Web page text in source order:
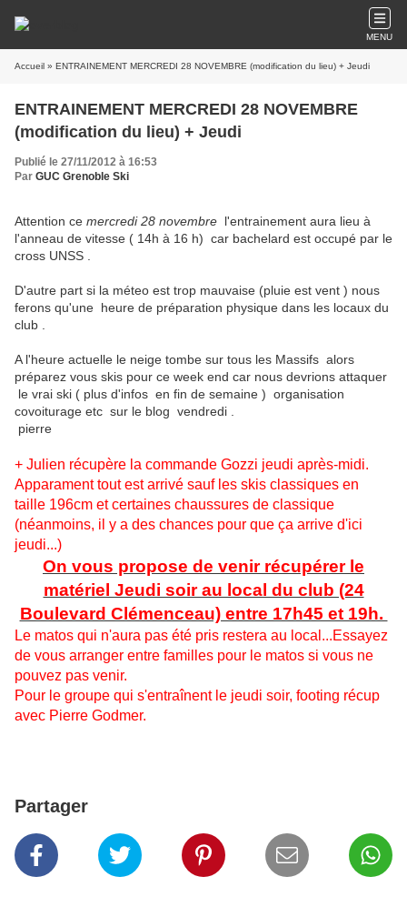
MENU
Accueil » ENTRAINEMENT MERCREDI 28 NOVEMBRE (modification du lieu) + Jeudi
ENTRAINEMENT MERCREDI 28 NOVEMBRE
(modification du lieu) + Jeudi
Publié le 27/11/2012 à 16:53
Par GUC Grenoble Ski
Attention ce mercredi 28 novembre l'entrainement aura lieu à
l'anneau de vitesse ( 14h à 16 h) car bachelard est occupé par le
cross UNSS .
D'autre part si la méteo est trop mauvaise (pluie est vent ) nous
ferons qu'une heure de préparation physique dans les locaux du
club .
A l'heure actuelle le neige tombe sur tous les Massifs alors
préparez vous skis pour ce week end car nous devrions attaquer
le vrai ski ( plus d'infos en fin de semaine ) organisation
covoiturage etc sur le blog vendredi .
pierre
+ Julien récupère la commande Gozzi jeudi après-midi.
Apparament tout est arrivé sauf les skis classiques en
taille 196cm et certaines chaussures de classique
(néanmoins, il y a des chances pour que ça arrive d'ici
jeudi...)
On vous propose de venir récupérer le
matériel Jeudi soir au local du club (24
Boulevard Clémenceau) entre 17h45 et 19h.
Le matos qui n'aura pas été pris restera au local...Essayez
de vous arranger entre familles pour le matos si vous ne
pouvez pas venir.
Pour le groupe qui s'entraînent le jeudi soir, footing récup
avec Pierre Godmer.
Partager